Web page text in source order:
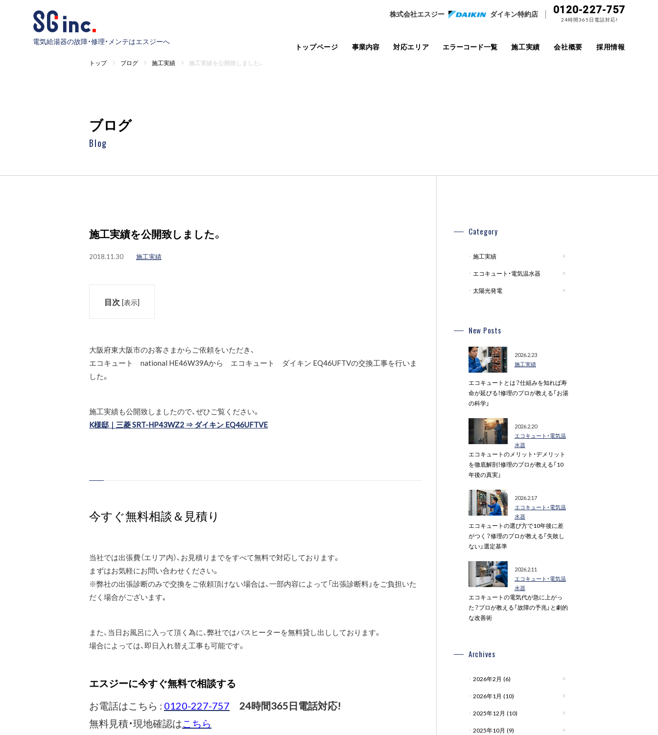
電気給湯器の故障・修理・メンテはエスジーへ
株式会社エスジー ダイキン特約店 0120-227-757
24時間365日電話対応!
トップページ 事業内容 対応エリア エラーコード一覧 施工実績 会社概要 採用情報
トップ ブログ 施工実績 施工実績を公開致しました。
ブログ
Blog
施工実績を公開致しました。
2018.11.30 施工実績
目次 [表示]
大阪府東大阪市のお客さまからご依頼をいただき、
エコキュート national HE46W39Aから エコキュート ダイキン EQ46UFTVの交換工事を行いま
した。
施工実績も公開致しましたので、ぜひご覧ください。
K様邸｜三菱 SRT-HP43WZ2 ⇒ ダイキン EQ46UFTVE
今すぐ無料相談＆見積り
当社では出張費（エリア内）、お見積りまでをすべて無料で対応しております。
まずはお気軽にお問い合わせください。
※弊社の出張診断のみで交換をご依頼頂けない場合は、一部内容によって「出張診断料」をご負担いた
だく場合がございます｡
また、当日お風呂に入って頂く為に、弊社ではバスヒーターを無料貸し出ししております。
場合によっては、即日入れ替え工事も可能です。
エスジーに今すぐ無料で相談する
お電話はこちら : 0120-227-757
24時間365日電話対応!
無料見積・現地確認はこちら
Category
施工実績
エコキュート・電気温水器
太陽光発電
New Posts
2026.2.23
施工実績
エコキュートとは？仕組みを知れば寿
命が延びる！修理のプロが教える「お湯
の科学」
2026.2.20
エコキュート・電気温
水器
エコキュートのメリット・デメリット
を徹底解剖！修理のプロが教える「10
年後の真実」
2026.2.17
エコキュート・電気温
水器
エコキュートの選び方で10年後に差
がつく？修理のプロが教える「失敗し
ない」選定基準
2026.2.11
エコキュート・電気温
水器
エコキュートの電気代が急に上がっ
た？プロが教える「故障の予兆」と劇的
な改善術
Archives
2026年2月 (6)
2026年1月 (10)
2025年12月 (10)
2025年10月 (9)